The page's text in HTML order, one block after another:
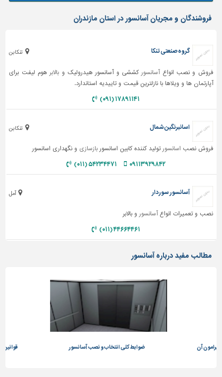
فروشندگان و مجریان آسانسور در استان مازندران
تنکابن گروه صنعتی تنکا
فروش و نصب انواعآسانسورکششی و آسانسور هیدرولیک و بالابر هوم لیفت برای
آپارتمان ها و ویلاها با نازلترین قیمت و تاییدیه استاندارد.
۱۷۸۹۱۱۴۱ (۰۹۱)
تنکابن اسانبرنگین شمال
فروش نصب اسانسورتولید کننده کابین اسانسوربازسازی و نگهداری اسانسور
۰۹۱۱۳۹۲۹۸۴۲ ۵۴۲۳۴۴۷۱ (۰۱۱)
آمل آسانسور سوردار
نصب و تعمیرات انواعآسانسور و بالابر
۴۴۶۶۴۴۶۱ (۰۱۱)
مطالب مفید درباره آسانسور
آن ضوابط کلی انتخاب و نصب آسانسور قوانین